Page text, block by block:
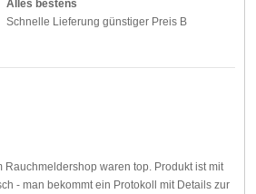
Alles bestens
Schnelle Lieferung günstiger Preis B
Rauchmeldershop waren top. Produkt ist mit
- man bekommt ein Protokoll mit Details zur